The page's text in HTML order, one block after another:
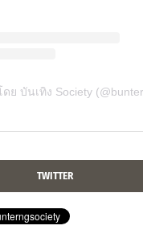
TWITTER